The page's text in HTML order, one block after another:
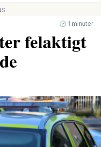
🕝 1 minuter
felaktigt